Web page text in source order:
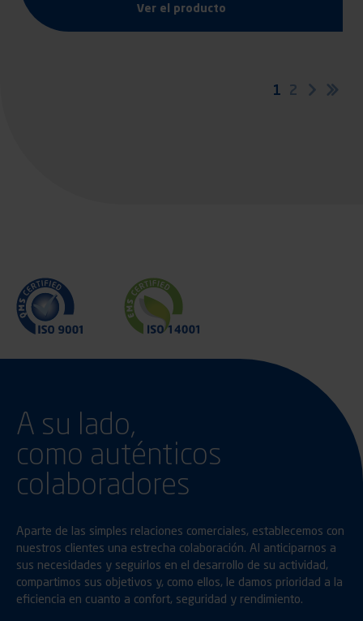
Ver el producto
Página
1 Página
2
A su lado,
como auténticos
colaboradores
Aparte de las simples relaciones comerciales, establecemos con
nuestros clientes una estrecha colaboración. Al anticiparnos a
sus necesidades y seguirlos en el desarrollo de su actividad,
compartimos sus objetivos y, como ellos, le damos prioridad a la
eficiencia en cuanto a confort, seguridad y rendimiento.